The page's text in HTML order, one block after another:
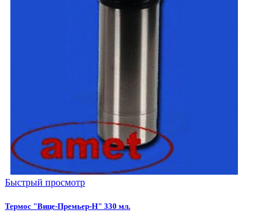
Быстрый просмотр
Термос "Вице-Премьер-Н" 330 мл.